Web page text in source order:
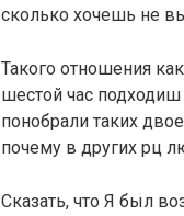
сколько хочешь не
Такого отношения
шестой час
понобрали таких
почему в других рц
Сказать, что Я был